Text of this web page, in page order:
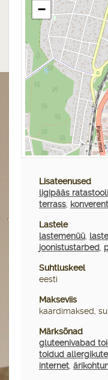
−
Lisateenused
ligipääs
terrass,
Lastele
lastemenüü,
joonistustarbed,
Suhtluskeel
eesti
Makseviis
kaardimaksed,
Märksõnad
gluteenivabad
toidud
internet,